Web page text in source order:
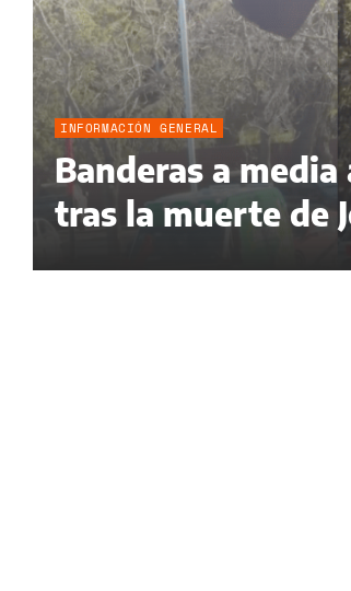
INFORMACIÓN GENERAL
Banderas a
tras la muerte de